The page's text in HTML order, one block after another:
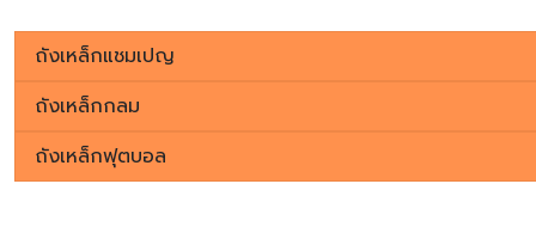
ถังเหล็กแชมเปญ
ถังเหล็กกลม
ถังเหล็กฟุตบอล